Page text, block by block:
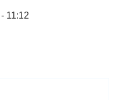
11:12